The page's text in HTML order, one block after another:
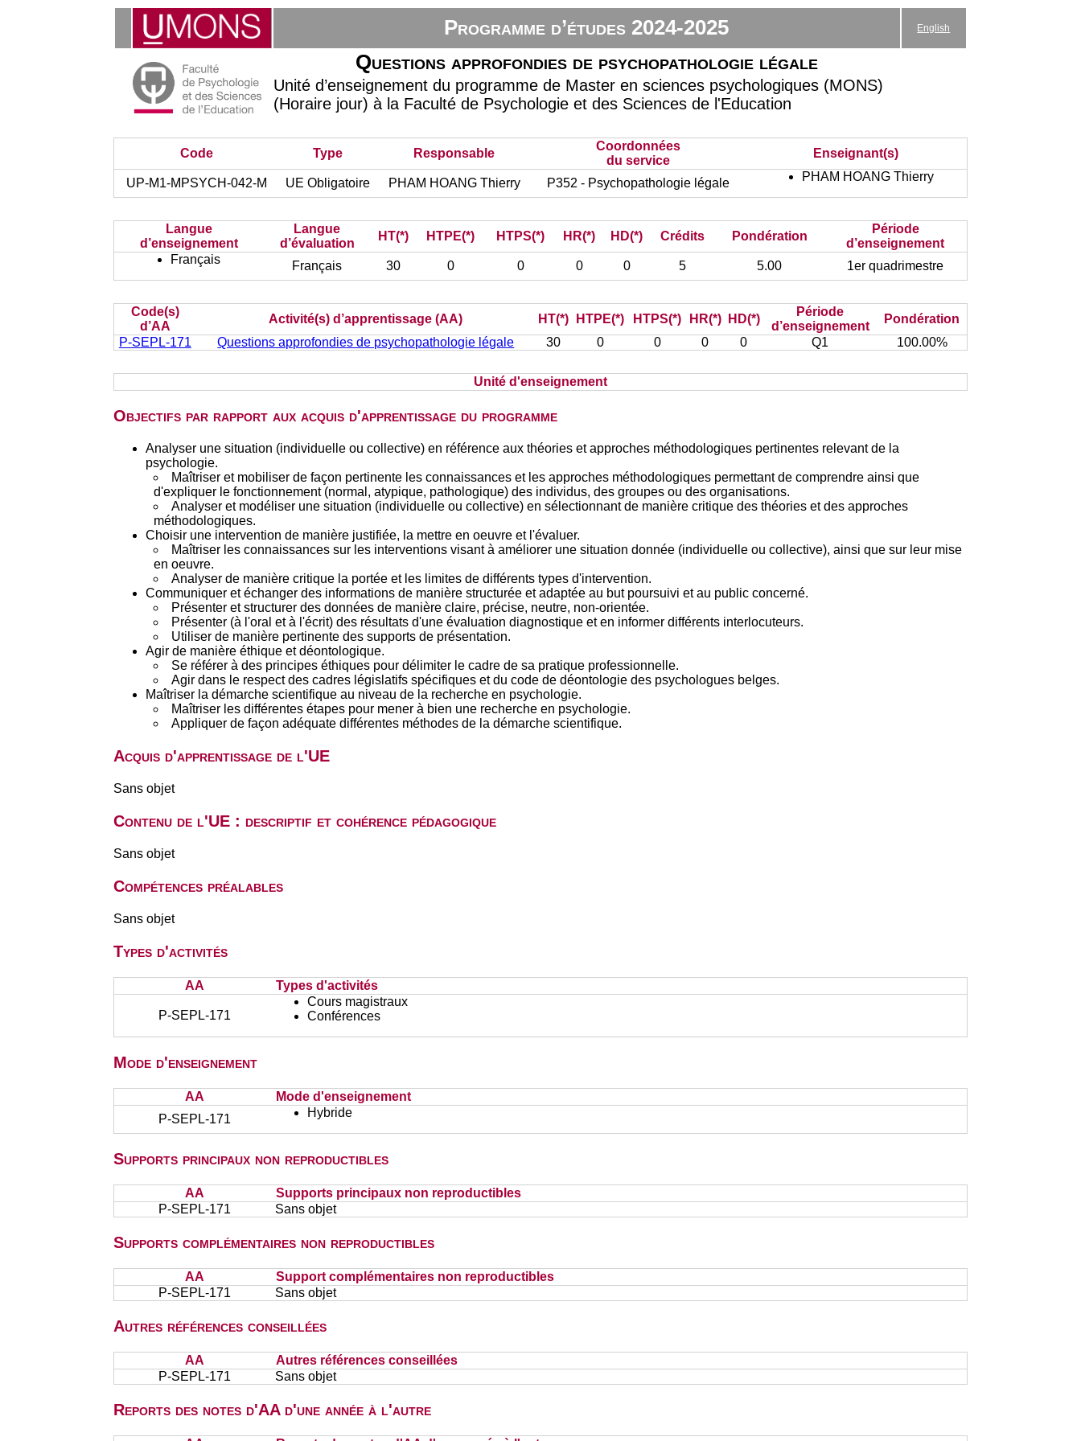
Programme d’études 2024-2025 English
Questions approfondies de psychopathologie légale
Unité d’enseignement du programme de Master en sciences psychologiques (MONS)
(Horaire jour) à la Faculté de Psychologie et des Sciences de l'Education
Code Type Responsable
Coordonnées
du service
Enseignant(s)
UP-M1-MPSYCH-042-M UE Obligatoire PHAM HOANG Thierry P352 - Psychopathologie légale PHAM HOANG Thierry
Langue
d’enseignement
Langue
d’évaluation
HT(*) HTPE(*) HTPS(*) HR(*) HD(*) Crédits Pondération
Période
d’enseignement
Français
Français 30 0 0 0 0 5 5.00 1er quadrimestre
Code(s)
d’AA
Activité(s) d’apprentissage (AA) HT(*) HTPE(*) HTPS(*) HR(*) HD(*)
Période
d’enseignement
Pondération
P-SEPL-171
Questions approfondies de psychopathologie légale 30 0 0 0 0 Q1 100.00%
Unité d'enseignement
Objectifs par rapport aux acquis d'apprentissage du programme
Analyser une situation (individuelle ou collective) en référence aux théories et approches méthodologiques pertinentes relevant de la
psychologie.
Maîtriser et mobiliser de façon pertinente les connaissances et les approches méthodologiques permettant de comprendre ainsi que
d'expliquer le fonctionnement (normal, atypique, pathologique) des individus, des groupes ou des organisations.
Analyser et modéliser une situation (individuelle ou collective) en sélectionnant de manière critique des théories et des approches
méthodologiques.
Choisir une intervention de manière justifiée, la mettre en oeuvre et l'évaluer.
Maîtriser les connaissances sur les interventions visant à améliorer une situation donnée (individuelle ou collective), ainsi que sur leur mise
en oeuvre.
Analyser de manière critique la portée et les limites de différents types d'intervention.
Communiquer et échanger des informations de manière structurée et adaptée au but poursuivi et au public concerné.
Présenter et structurer des données de manière claire, précise, neutre, non-orientée.
Présenter (à l'oral et à l'écrit) des résultats d'une évaluation diagnostique et en informer différents interlocuteurs.
Utiliser de manière pertinente des supports de présentation.
Agir de manière éthique et déontologique.
Se référer à des principes éthiques pour délimiter le cadre de sa pratique professionnelle.
Agir dans le respect des cadres législatifs spécifiques et du code de déontologie des psychologues belges.
Maîtriser la démarche scientifique au niveau de la recherche en psychologie.
Maîtriser les différentes étapes pour mener à bien une recherche en psychologie.
Appliquer de façon adéquate différentes méthodes de la démarche scientifique.
Acquis d'apprentissage de l'UE
Sans objet
Contenu de l'UE : descriptif et cohérence pédagogique
Sans objet
Compétences préalables
Sans objet
Types d'activités
AA Types d'activités
P-SEPL-171
Cours magistraux
Conférences
Mode d'enseignement
AA
Mode d'enseignement
P-SEPL-171
Hybride
Supports principaux non reproductibles
AA
Supports principaux non reproductibles
P-SEPL-171
Sans objet
Supports complémentaires non reproductibles
AA
Support complémentaires non reproductibles
P-SEPL-171
Sans objet
Autres références conseillées
AA
Autres références conseillées
P-SEPL-171
Sans objet
Reports des notes d'AA d'une année à l'autre